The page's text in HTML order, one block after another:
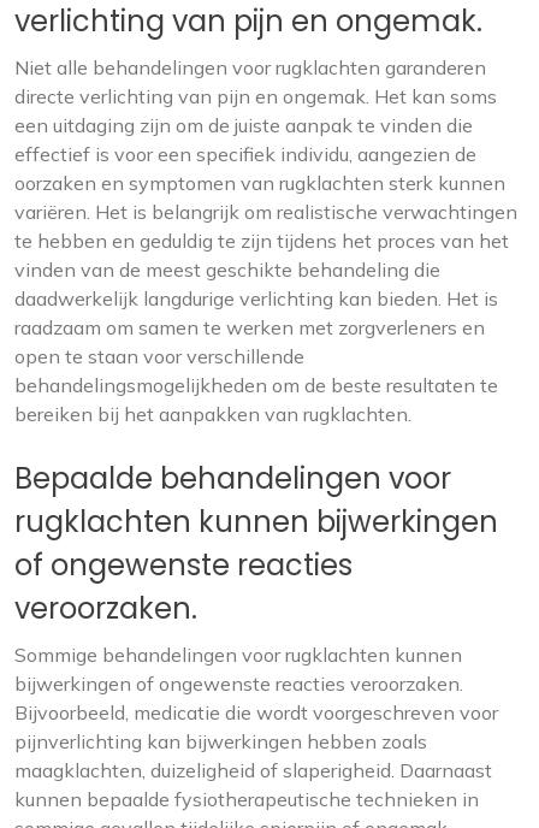
verlichting van pijn en ongemak.
Niet alle behandelingen voor rugklachten garanderen
directe verlichting van pijn en ongemak. Het kan soms
een uitdaging zijn om de juiste aanpak te vinden die
effectief is voor een specifiek individu, aangezien de
oorzaken en symptomen van rugklachten sterk kunnen
variëren. Het is belangrijk om realistische verwachtingen
te hebben en geduldig te zijn tijdens het proces van het
vinden van de meest geschikte behandeling die
daadwerkelijk langdurige verlichting kan bieden. Het is
raadzaam om samen te werken met zorgverleners en
open te staan voor verschillende
behandelingsmogelijkheden om de beste resultaten te
bereiken bij het aanpakken van rugklachten.
Bepaalde behandelingen voor
rugklachten kunnen bijwerkingen
of ongewenste reacties
veroorzaken.
Sommige behandelingen voor rugklachten kunnen
bijwerkingen of ongewenste reacties veroorzaken.
Bijvoorbeeld, medicatie die wordt voorgeschreven voor
pijnverlichting kan bijwerkingen hebben zoals
maagklachten, duizeligheid of slaperigheid. Daarnaast
kunnen bepaalde fysiotherapeutische technieken in